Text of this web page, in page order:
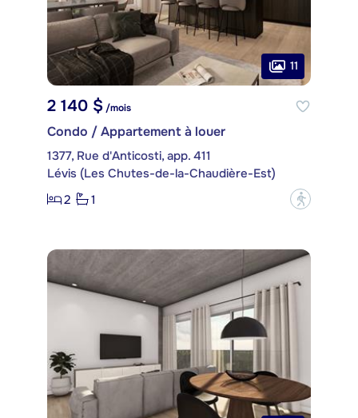
11
2 140 $/mois
Condo / Appartement à louer
1377, Rue d'Anticosti, app. 411
Lévis (Les Chutes-de-la-Chaudière-Est)
2
1 ?